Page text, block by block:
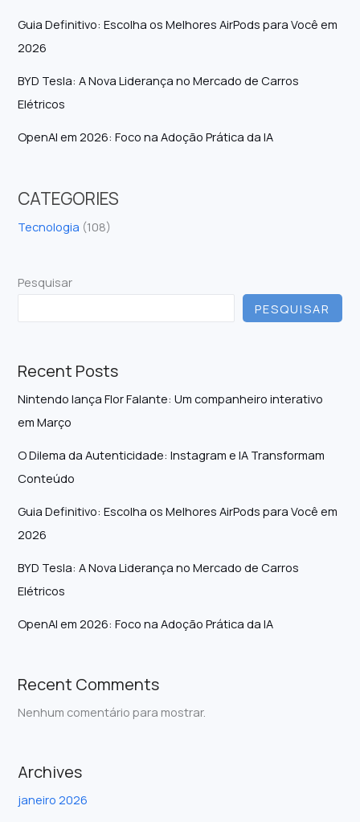
Guia Definitivo: Escolha os Melhores AirPods para Você em
2026
BYD Tesla: A Nova Liderança no Mercado de Carros
Elétricos
OpenAI em 2026: Foco na Adoção Prática da IA
CATEGORIES
Tecnologia (108)
Pesquisar
PESQUISAR
Recent Posts
Nintendo lança Flor Falante: Um companheiro interativo
em Março
O Dilema da Autenticidade: Instagram e IA Transformam
Conteúdo
Guia Definitivo: Escolha os Melhores AirPods para Você em
2026
BYD Tesla: A Nova Liderança no Mercado de Carros
Elétricos
OpenAI em 2026: Foco na Adoção Prática da IA
Recent Comments
Nenhum comentário para mostrar.
Archives
janeiro 2026